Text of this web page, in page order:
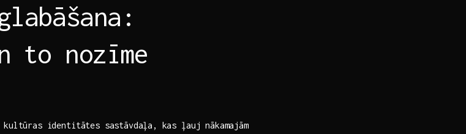
to nozīme
‌kultūras identitātes sastāvdaļa, ⁤kas ļauj nākamajām